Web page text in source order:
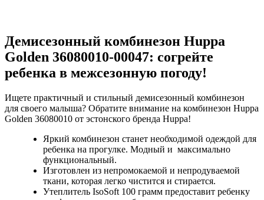
Демисезонный комбинезон Huppa
Golden 36080010-00047: cогрейте
ребенка в межсезонную погоду!
Ищете практичный и стильный демисезонный комбинезон
для своего малыша? Обратите внимание на комбинезон Huppa
Golden 36080010 от эстонского бренда Huppa!
Яркий комбинезон станет необходимой одеждой для
ребенка на прогулке. Модный и максимально
функциональный.
Изготовлен из непромокаемой и непродуваемой
ткани, которая легко чистится и стирается.
Утеплитель IsoSoft 100 грамм предоставит ребенку